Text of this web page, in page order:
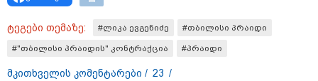
ტეგები თემაზე: #ლიკა ევგენიძე #თბილისი პრაიდი
#"თბილისი პრაიდის" კონტრაქცია #პრაიდი
მკითხველის კომენტარები / 23 /